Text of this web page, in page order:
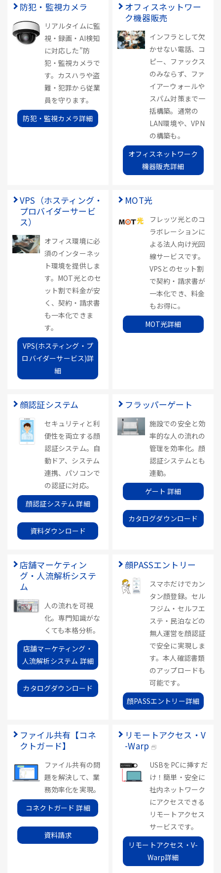
防犯・監視カメラ
リアルタイムに監
視・録画・AI検知
に対応した”防
犯・監視カメラで
す。カスハラや盗
難・犯罪から従業
員を守ります。
防犯・監視カメラ詳細
オフィスネットワー
ク機器販売
インフラとして欠
かせない電話、コ
ピー、ファックス
のみならず、ファ
イアーウォールや
スパム対策まで一
括構築。通常の
LAN環境や、VPN
の構築も。
オフィスネットワーク
機器販売詳細
VPS（ホスティング・
プロバイダーサービ
ス）
オフィス環境に必
須のインターネッ
ト環境を提供しま
す。MOT光とのセ
ット割で料金が安
く、契約・請求書
も一本化できま
す。
VPS(ホスティング・プ
ロバイダーサービス)詳
細
MOT光
フレッツ光とのコ
ラボレーションに
よる法人向け光回
線サービスです。
VPSとのセット割
で契約・請求書が
一本化でき、料金
もお得に。
MOT光詳細
顔認証システム
セキュリティと利
便性を両立する顔
認証システム。自
動ドア、システム
連携、パソコンで
の認証に対応。
顔認証システム 詳細
資料ダウンロード
フラッパーゲート
施設での安全と効
率的な人の流れの
管理を効率化。顔
認証システムとも
連動。
ゲート 詳細
カタログダウンロード
店舗マーケティン
グ・人流解析システ
ム
人の流れを可視
化。専門知識がな
くても本格分析。
店舗マーケティング・
人流解析システム 詳細
カタログダウンロード
顔PASSエントリー
スマホだけでカン
タン顔登録。セル
フジム・セルフエ
ステ・民泊などの
無人運営を顔認証
で安全に実現しま
す。本人確認書類
のアップロードも
可能です。
顔PASSエントリー詳細
ファイル共有【コネ
クトガード】
ファイル共有の問
題を解決して、業
務効率化を実現。
コネクトガード 詳細
資料請求
リモートアクセス・V
-Warp
USBをPCに挿すだ
け！簡単・安全に
社内ネットワーク
にアクセスできる
リモートアクセス
サービスです。
リモートアクセス・V-
Warp詳細